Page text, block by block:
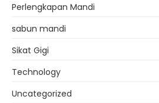
Perlengkapan Mandi
sabun mandi
Sikat Gigi
Technology
Uncategorized